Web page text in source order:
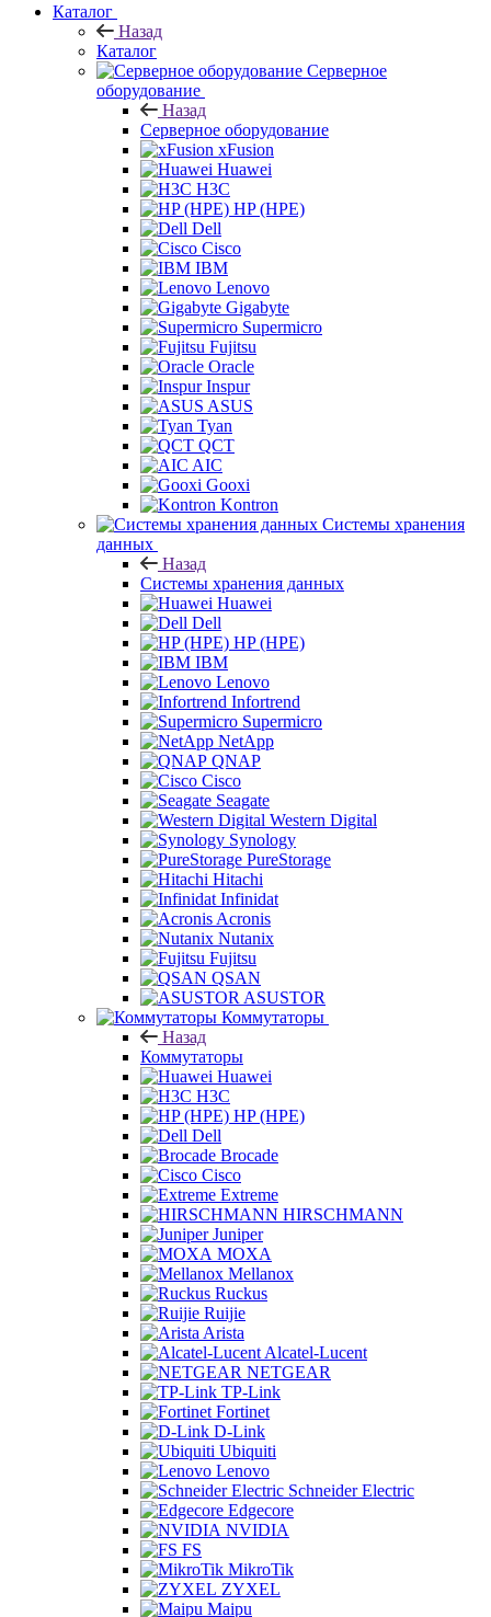
Каталог
Назад
Каталог
Серверное
оборудование
Назад
Серверное оборудование
xFusion
Huawei
H3C
HP (HPE)
Dell
Cisco
IBM
Lenovo
Gigabyte
Supermicro
Fujitsu
Oracle
Inspur
ASUS
Tyan
QCT
AIC
Gooxi
Kontron
Системы хранения
данных
Назад
Системы хранения данных
Huawei
Dell
HP (HPE)
IBM
Lenovo
Infortrend
Supermicro
NetApp
QNAP
Cisco
Seagate
Western Digital
Synology
PureStorage
Hitachi
Infinidat
Acronis
Nutanix
Fujitsu
QSAN
ASUSTOR
Коммутаторы
Назад
Коммутаторы
Huawei
H3C
HP (HPE)
Dell
Brocade
Cisco
Extreme
HIRSCHMANN
Juniper
MOXA
Mellanox
Ruckus
Ruijie
Arista
Alcatel-Lucent
NETGEAR
TP-Link
Fortinet
D-Link
Ubiquiti
Lenovo
Schneider Electric
Edgecore
NVIDIA
FS
MikroTik
ZYXEL
Maipu